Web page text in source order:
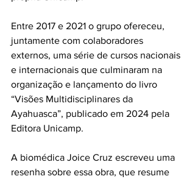
Entre 2017 e 2021 o grupo ofereceu,
juntamente com colaboradores
externos, uma série de cursos nacionais
e internacionais que culminaram na
organização e lançamento do livro
“Visões Multidisciplinares da
Ayahuasca”, publicado em 2024 pela
Editora Unicamp.
A biomédica Joice Cruz escreveu uma
resenha sobre essa obra, que resume